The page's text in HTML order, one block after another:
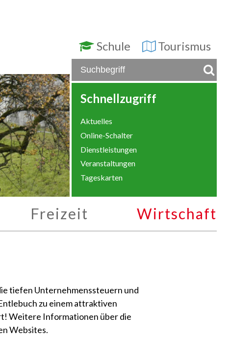
Schule Tourismus
Schnellzugriff
Aktuelles
Online-Schalter
Dienstleistungen
Veranstaltungen
Tageskarten
Freizeit Wirtschaft
tiefen Unternehmenssteuern und
zu einem attraktiven
Weitere Informationen über die
Websites.